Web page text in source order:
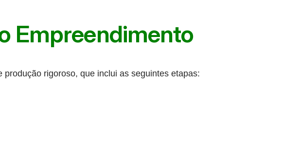
Empreendimento
rigoroso, que inclui as seguintes etapas: